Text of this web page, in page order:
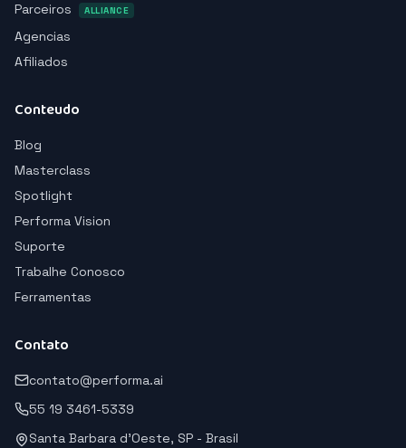
Parceiros
ALLIANCE
Agencias
Afiliados
Conteudo
Blog
Masterclass
Spotlight
Performa Vision
Suporte
Trabalhe Conosco
Ferramentas
Contato
contato@performa.ai
55 19 3461-5339
Santa Barbara d'Oeste, SP - Brasil